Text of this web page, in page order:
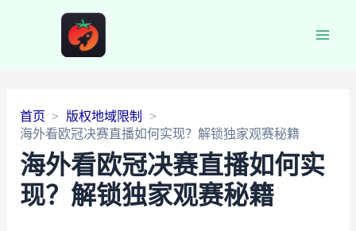
首页
版权地域限制
海外看欧冠决赛直播如何实现？解锁独家观赛秘籍
海外看欧冠决赛直播如何实
现？解锁独家观赛秘籍